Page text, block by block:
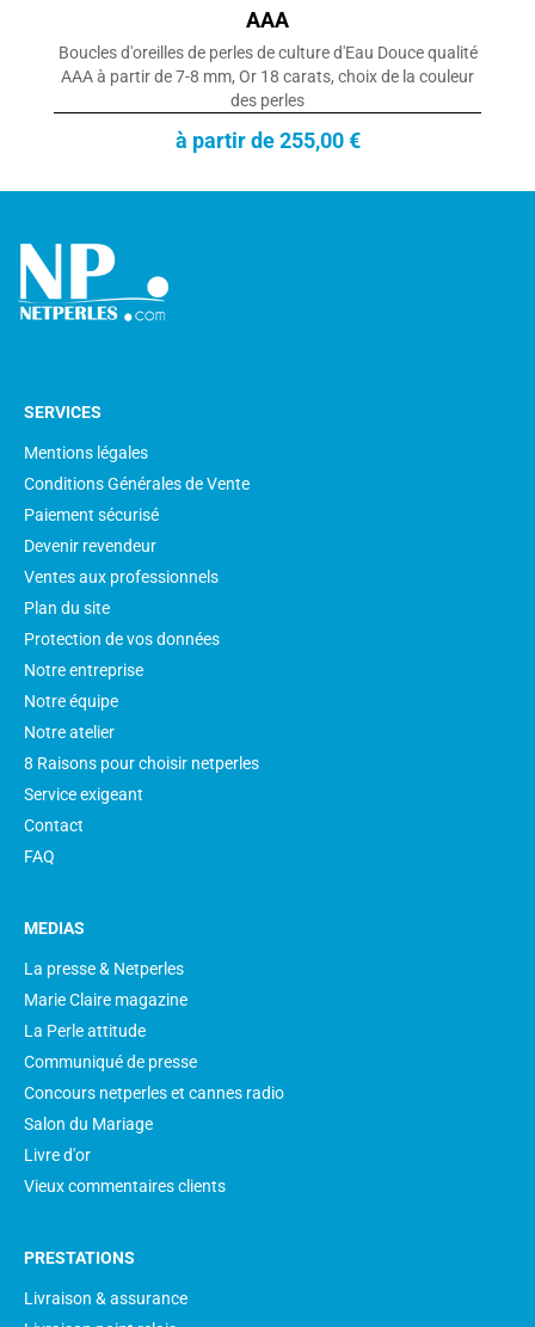
AAA
Boucles d'oreilles de perles de culture d'Eau Douce qualité
AAA à partir de 7-8 mm, Or 18 carats, choix de la couleur
des perles
à partir de 255,00 €
SERVICES
Mentions légales
Conditions Générales de Vente
Paiement sécurisé
Devenir revendeur
Ventes aux professionnels
Plan du site
Protection de vos données
Notre entreprise
Notre équipe
Notre atelier
8 Raisons pour choisir netperles
Service exigeant
Contact
FAQ
MEDIAS
La presse & Netperles
Marie Claire magazine
La Perle attitude
Communiqué de presse
Concours netperles et cannes radio
Salon du Mariage
Livre d'or
Vieux commentaires clients
PRESTATIONS
Livraison & assurance